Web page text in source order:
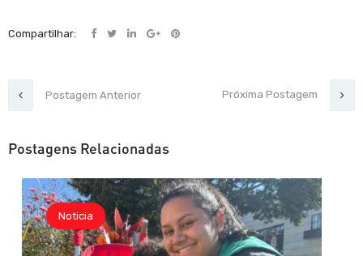
Compartilhar:
Postagem Anterior Próxima Postagem
Postagens Relacionadas
Noticia